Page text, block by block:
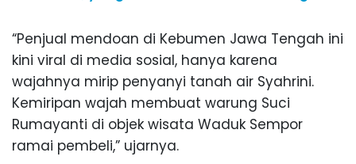
“Penjual mendoan di Kebumen Jawa Tengah ini
kini viral di media sosial, hanya karena
wajahnya mirip penyanyi tanah air Syahrini.
Kemiripan wajah membuat warung Suci
Rumayanti di objek wisata Waduk Sempor
ramai pembeli,” ujarnya.